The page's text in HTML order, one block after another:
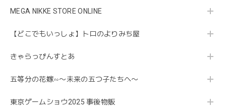
MEGA NIKKE STORE ONLINE
【どこでもいっしょ】トロのよりみち屋
きゃらっぴんすとあ
五等分の花嫁∽〜未来の五つ子たちへ〜
東京ゲームショウ2025 事後物販